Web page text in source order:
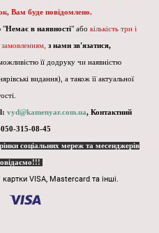
Вам буде повідомлено.
"Немає в наявності" або кількість три і
з нами зв'язатися,
можливістю її додруку чи наявністю
видання), а також її актуальної
vyd@kamenyar.com.ua, Контактний
315-08-45
соціальних мереж та месенджерів
VISA, Mastercard та інші.